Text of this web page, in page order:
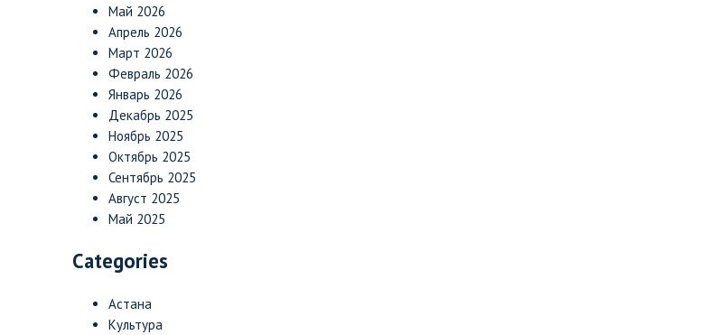
Май 2026
Апрель 2026
Март 2026
Февраль 2026
Январь 2026
Декабрь 2025
Ноябрь 2025
Октябрь 2025
Сентябрь 2025
Август 2025
Май 2025
Categories
Астана
Культура